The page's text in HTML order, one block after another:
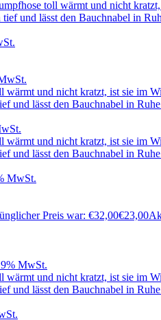
MwSt.
Preis war: €32,00€23,00
MwSt.